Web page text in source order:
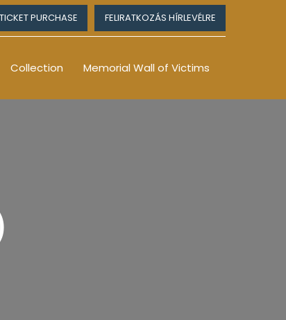
PURCHASE FELIRATKOZÁS HÍRLEVÉLRE
Collection Memorial Wall of Victims